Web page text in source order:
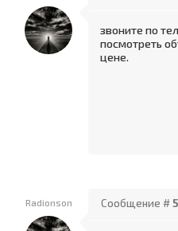
звоните по
посмотреть
цене.
Radionson Сообщение #5